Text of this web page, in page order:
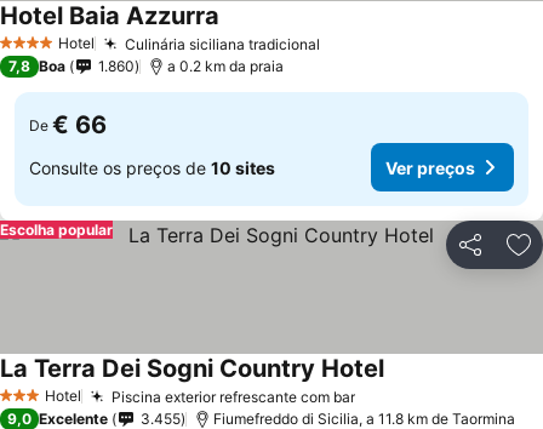
4 EstrelasHotel Culinária siciliana tradicional
Hotel Baia Azzurra
7,8 Boa 1.860 a 0.2 km da praia
De € 66
Consulte os preços de 10 sites Ver preços
Partilhar
Escolha popular
3 EstrelasHotel Piscina exterior refrescante com barVer preços
La Terra Dei Sogni Country HotelVer preços
9,0 Excelente 3.455 Fiumefreddo di Sicilia, a 11.8 km de Taormina